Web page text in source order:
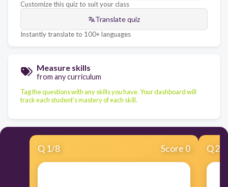
Customize this quiz to suit your class
Translate quiz
Instantly translate to 100+ languages
Measure skills
from any curriculum
Tag the questions with any skills you have. Your dashboard will
track each student's mastery of each skill.
Q 1/8 Score 0 Q2